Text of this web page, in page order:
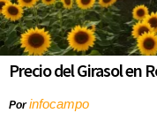
Precio del Girasol en
Porinfocampo